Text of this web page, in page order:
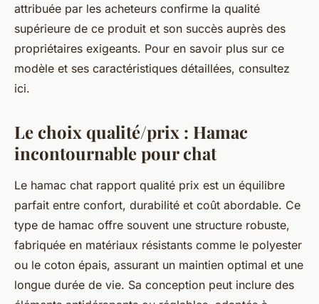
attribuée par les acheteurs confirme la qualité
supérieure de ce produit et son succès auprès des
propriétaires exigeants. Pour en savoir plus sur ce
modèle et ses caractéristiques détaillées, consultez
ici.
Le choix qualité/prix : Hamac
incontournable pour chat
Le hamac chat rapport qualité prix est un équilibre
parfait entre confort, durabilité et coût abordable. Ce
type de hamac offre souvent une structure robuste,
fabriquée en matériaux résistants comme le polyester
ou le coton épais, assurant un maintien optimal et une
longue durée de vie. Sa conception peut inclure des